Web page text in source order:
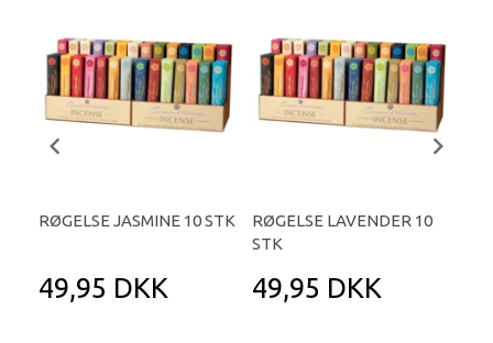
RØGELSE JASMINE 10 STK
49,95 DKK
RØGELSE LAVENDER 10
STK
49,95 DKK